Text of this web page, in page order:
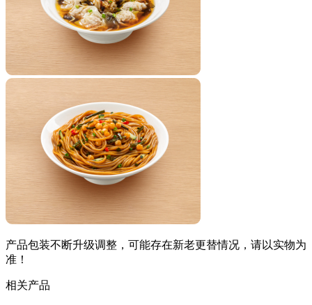
产品包装不断升级调整，可能存在新老更替情况，请以实物为
准！
相关产品